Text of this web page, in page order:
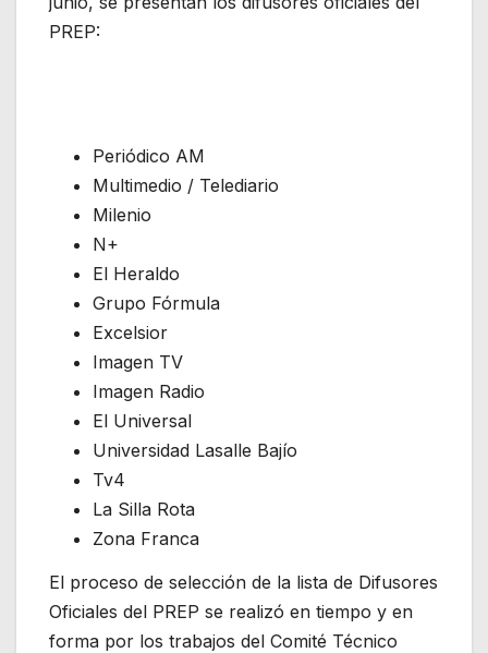
PREP:
Periódico AM
Multimedio / Telediario
Milenio
N+
El Heraldo
Grupo Fórmula
Excelsior
Imagen TV
Imagen Radio
El Universal
Universidad Lasalle Bajío
Tv4
La Silla Rota
Zona Franca
El proceso de selección de la lista de Difusores
Oficiales del PREP se realizó en tiempo y en
forma por los trabajos del Comité Técnico